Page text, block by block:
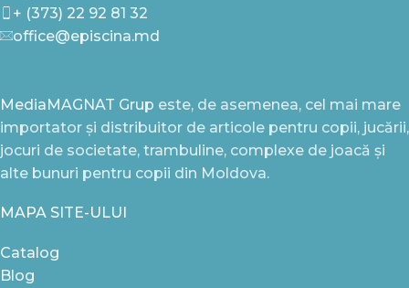
+ (373) 22 92 81 32
office@episcina.md
MediaMAGNAT Grup este, de asemenea, cel mai mare
importator și distribuitor de articole pentru copii, jucării,
jocuri de societate, trambuline, complexe de joacă și
alte bunuri pentru copii din Moldova.
MAPA SITE-ULUI
Catalog
Blog